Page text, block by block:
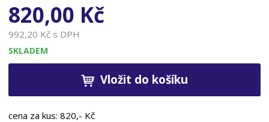
820,00 Kč
992,20 Kč s DPH
SKLADEM
Vložit do košíku
cena za kus: 820,- Kč